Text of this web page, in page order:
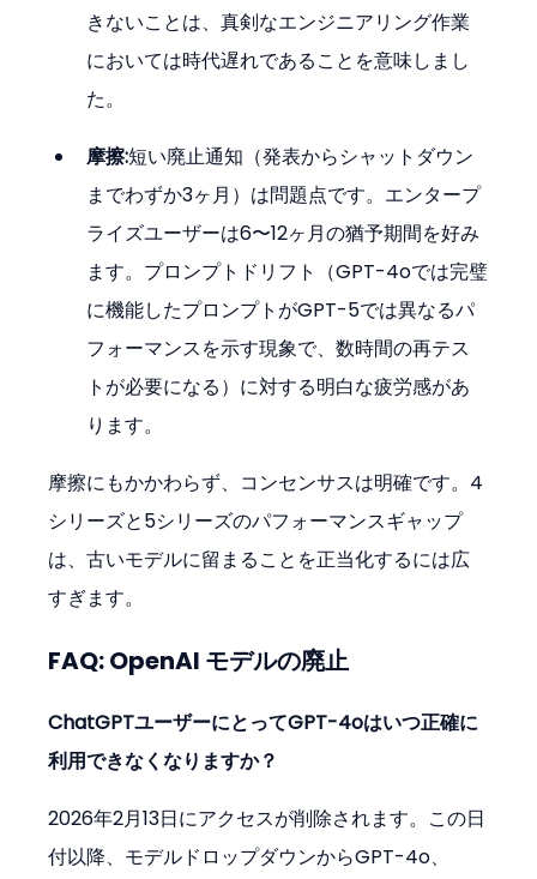
きないことは、真剣なエンジニアリング作業
においては時代遅れであることを意味しまし
た。
摩擦:短い廃止通知（発表からシャットダウン
までわずか3ヶ月）は問題点です。エンタープ
ライズユーザーは6〜12ヶ月の猶予期間を好み
ます。プロンプトドリフト（GPT-4oでは完璧
に機能したプロンプトがGPT-5では異なるパ
フォーマンスを示す現象で、数時間の再テス
トが必要になる）に対する明白な疲労感があ
ります。
摩擦にもかかわらず、コンセンサスは明確です。4
シリーズと5シリーズのパフォーマンスギャップ
は、古いモデルに留まることを正当化するには広
すぎます。
FAQ: OpenAI モデルの廃止
ChatGPTユーザーにとってGPT-4oはいつ正確に
利用できなくなりますか？
2026年2月13日にアクセスが削除されます。この日
付以降、モデルドロップダウンからGPT-4o、